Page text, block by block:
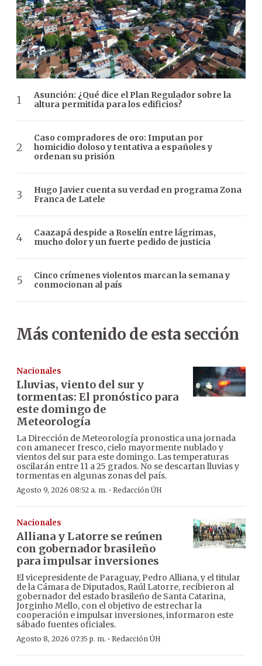
Asunción: ¿Qué dice el Plan Regulador sobre la
altura permitida para los edificios?
Caso compradores de oro: Imputan por
homicidio doloso y tentativa a españoles y
ordenan su prisión
Hugo Javier cuenta su verdad en programa Zona
Franca de Latele
Caazapá despide a Roselín entre lágrimas,
mucho dolor y un fuerte pedido de justicia
Cinco crímenes violentos marcan la semana y
conmocionan al país
Más contenido de esta sección
Nacionales
Lluvias, viento del sur y
tormentas: El pronóstico para
este domingo de
Meteorología
La Dirección de Meteorología pronostica una jornada
con amanecer fresco, cielo mayormente nublado y
vientos del sur para este domingo. Las temperaturas
oscilarán entre 11 a 25 grados. No se descartan lluvias y
tormentas en algunas zonas del país.
Agosto 9, 2026 08:52 a. m. · Redacción ÚH
Nacionales
Alliana y Latorre se reúnen
con gobernador brasileño
para impulsar inversiones
El vicepresidente de Paraguay, Pedro Alliana, y el titular
de la Cámara de Diputados, Raúl Latorre, recibieron al
gobernador del estado brasileño de Santa Catarina,
Jorginho Mello, con el objetivo de estrechar la
cooperación e impulsar inversiones, informaron este
sábado fuentes oficiales.
Agosto 8, 2026 07:35 p. m. · Redacción ÚH